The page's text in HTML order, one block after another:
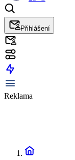
Přihlášení
Reklama